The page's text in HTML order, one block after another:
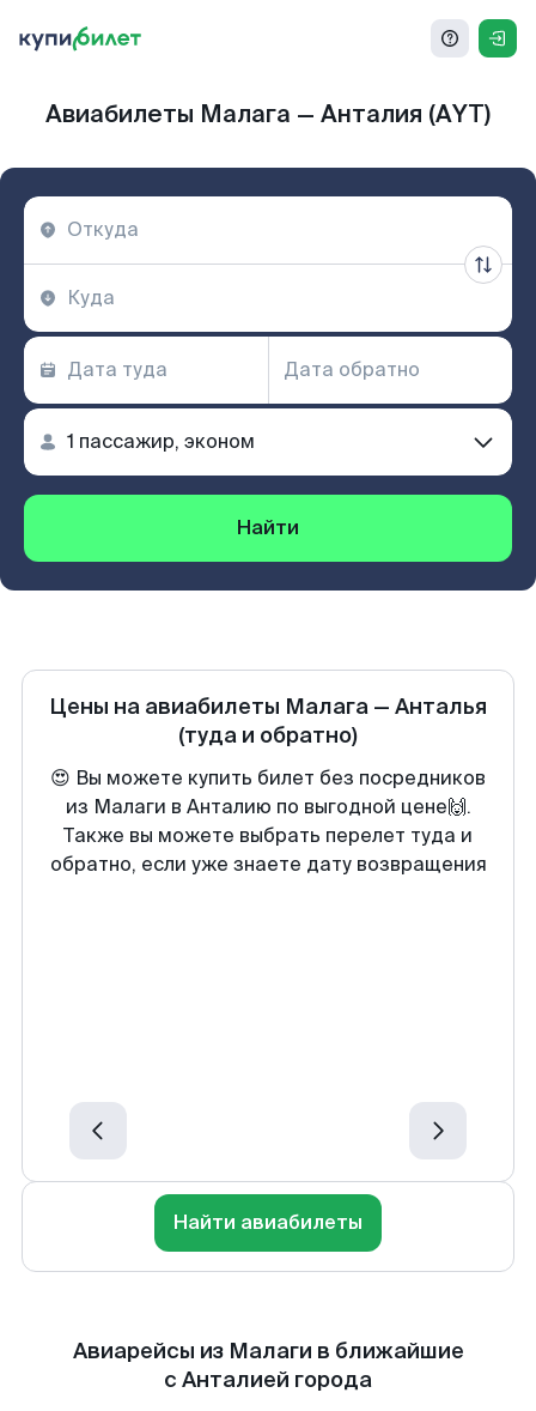
Авиабилеты Малага — Анталия (AYT)
Найти
Цены на авиабилеты Малага — Анталья
(туда и обратно)
😍 Вы можете купить билет без посредников
из Малаги в Анталию по выгодной цене🙌.
Также вы можете выбрать перелет туда и
обратно, если уже знаете дату возвращения
Найти авиабилеты
Авиарейсы из Малаги в ближайшие
с Анталией города